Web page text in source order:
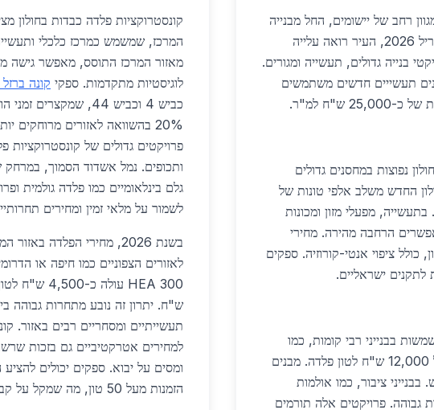
רחב של יישומים, החל מבנייה
תעשייתית ועד למבנים מגורים מתקדמים. באפריל 2026, העיר רואה עלייה
בנייה גדולים, תעשייה ומגורים.
תעשייים חדשים משתמשים
ש"ח למ"ר.
נפוצות במחסנים גדולים
החדש משלב אלפי טונות של
של 50 מיליון ש"ח. בתעשייה, מפעלי מזון ומכונות
הרחבה מהירה. מחירי
18,000 ל-22,000 ש"ח לטון, כולל ציפוי אנטי-קורוזיה. ספקים
לתקנים ישראליים.
בבנייני רבי קומות, כמו
הפרויקט 'חולון גרין' עם 20 קומות, בעלות של 12,000 ש"ח לטון פלדה. מבנים
ציבור, כמו אולמות
גבוהה. פרויקטים אלה תורמים
קונסטרוקציות פלדה כבדות בחולון
מאזור המרכז התוסס, מאפשר גישה
לוגיסטיות מתקדמות. ספקי קונה ברזל
20% בהשוואה לאזורים מרוחקים
פרויקטים גדולים של
ותכופים. נמל אשדוד הסמוך,
גלם בינלאומיים כמו פלדה גולמית
לשמור על מלאי זמין ומחירים
לאזורים הצפוניים כמו חיפה או
ש"ח. יתרון זה נובע מתחרות גבוהה
תעשייתיים ומסחריים רבים באזור.
למחירים אטרקטיביים גם בזכות
הזמנות מעל 50 טון, מה שמקל על קבלנים בתכנון תקציבים.